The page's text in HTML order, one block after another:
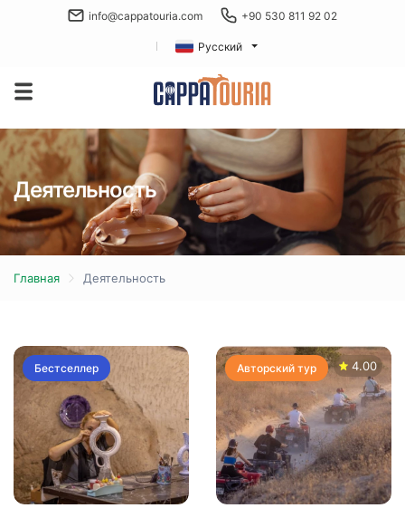
info@cappatouria.com +90 530 811 92 02
Русский
Деятельность
Главная Деятельность
Бестселлер Авторский тур 4.00